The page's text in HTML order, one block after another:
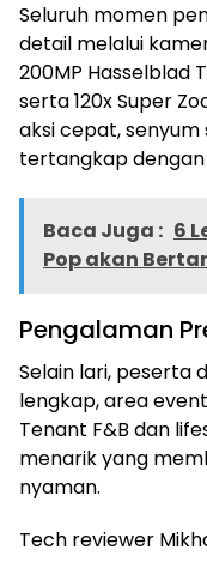
Seluruh momen
detail melalui
200MP Hasselblad
serta 120x Super
aksi cepat,
tertangkap dengan
Baca Juga : 6
Pop akan
Pengalaman
Selain lari, peserta
lengkap, area
Tenant F&B dan
menarik yang
nyaman.
Tech reviewer